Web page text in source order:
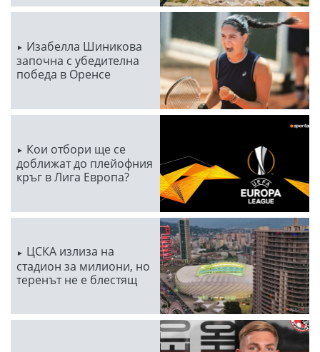
Изабелла Шиникова
започна с убедителна
победа в Оренсе
Кои отбори ще се
доближат до плейофния
кръг в Лига Европа?
ЦСКА излиза на
стадион за милиони, но
теренът не е блестящ